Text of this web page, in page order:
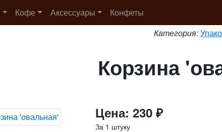
Кофе Аксессуары
Конфеты
Категория:
Корзина
Цена: 230 ₽
За 1 штуку